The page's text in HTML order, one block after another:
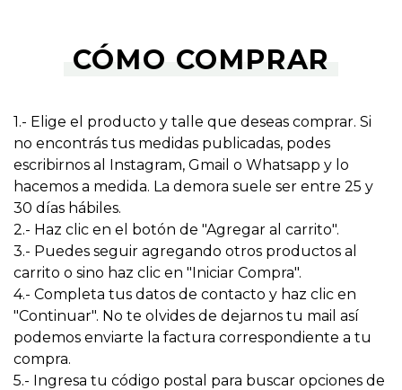
CÓMO COMPRAR
1.- Elige el producto y talle que deseas comprar. Si
no encontrás tus medidas publicadas, podes
escribirnos al Instagram, Gmail o Whatsapp y lo
hacemos a medida. La demora suele ser entre 25 y
30 días hábiles.
2.- Haz clic en el botón de "Agregar al carrito".
3.- Puedes seguir agregando otros productos al
carrito o sino haz clic en "Iniciar Compra".
4.- Completa tus datos de contacto y haz clic en
"Continuar". No te olvides de dejarnos tu mail así
podemos enviarte la factura correspondiente a tu
compra.
5.- Ingresa tu código postal para buscar opciones de